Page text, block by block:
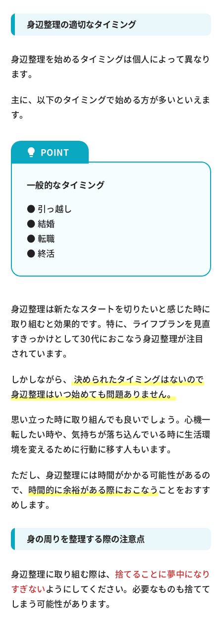
身辺整理の適切なタイミング
身辺整理を始めるタイミングは個人によって異なり
ます。
主に、以下のタイミングで始める方が多いといえま
す。
一般的なタイミング
● 引っ越し
● 結婚
● 転職
● 終活
身辺整理は新たなスタートを切りたいと感じた時に
取り組むと効果的です。特に、ライフプランを見直
すきっかけとして30代におこなう身辺整理が注目
されています。
しかしながら、決められたタイミングはないので
身辺整理はいつ始めても問題ありません。
思い立った時に取り組んでも良いでしょう。心機一
転したい時や、気持ちが落ち込んでいる時に生活環
境を変えるために行動に移す人もいます。
ただし、身辺整理には時間がかかる可能性があるの
で、 時間的に余裕がある際におこなうことをおすす
めします。
身の周りを整理する際の注意点
身辺整理に取り組む際は、 捨てることに夢中になり
すぎないようにしてください。必要なものも捨てて
しまう可能性があります。